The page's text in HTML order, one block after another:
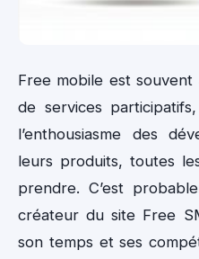
Free mobile est souvent
de services
l’enthousiasme des
leurs produits, toutes
prendre. C’est
créateur du site Free
son temps et ses